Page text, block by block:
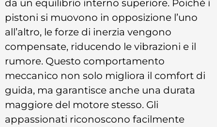
da un equilibrio interno superiore. Poiché i
pistoni si muovono in opposizione l’uno
all’altro, le forze di inerzia vengono
compensate, riducendo le vibrazioni e il
rumore. Questo comportamento
meccanico non solo migliora il comfort di
guida, ma garantisce anche una durata
maggiore del motore stesso. Gli
appassionati riconoscono facilmente